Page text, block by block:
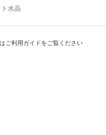
ト水晶
ご利用ガイドをご覧ください